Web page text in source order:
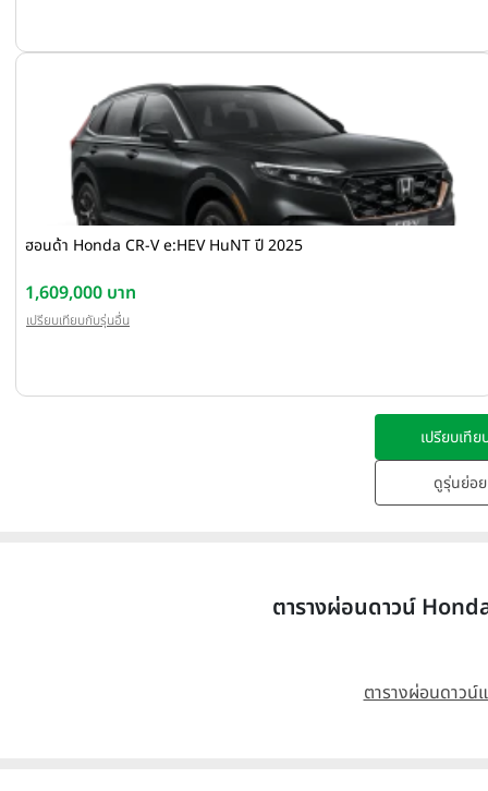
ฮอนด้า Honda CR-V e:HEV HuNT ปี 2025
1,609,000 บาท
เปรียบเทียบกับรุ่นอื่น
เปรียบเที
ดูรุ่นย่อ
ตารางผ่อนดาวน์
ตารางผ่อนดาวน์